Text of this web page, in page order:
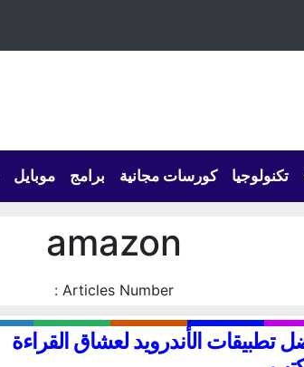
تكنولوجيا كورسات مجانية برامج موبايل
amazon
Articles Number :
تطبيقات الأندرويد لعشاق القراءة